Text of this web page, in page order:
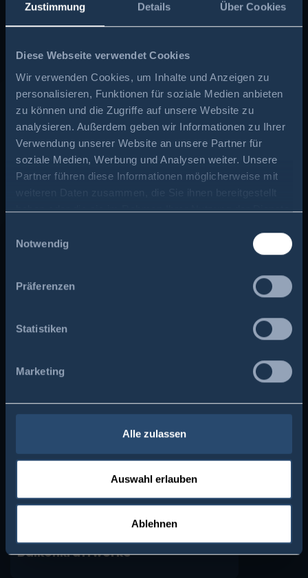
Zustimmung Details Über Cookies
Diese Webseite verwendet Cookies
Wir verwenden Cookies, um Inhalte und Anzeigen zu
personalisieren, Funktionen für soziale Medien anbieten
zu können und die Zugriffe auf unsere Website zu
analysieren. Außerdem geben wir Informationen zu Ihrer
Verwendung unserer Website an unsere Partner für
soziale Medien, Werbung und Analysen weiter. Unsere
Partner führen diese Informationen möglicherweise mit
haben oder die sie im Rahmen Ihrer Nutzung der Dienste
Notwendig
Präferenzen
Statistiken
Marketing
Alle zulassen
Auswahl erlauben
Ablehnen
Wasserkraftwerk Führung mit
Kundeninformation
Balkonkraftwerke